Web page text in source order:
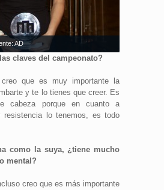
AD
claves del campeonato?
que es muy importante la
y te lo tienes que creer. Es
cabeza porque en cuanto a
resistencia lo tenemos, es todo
como la suya, ¿tiene mucho
mental?
creo que es más importante